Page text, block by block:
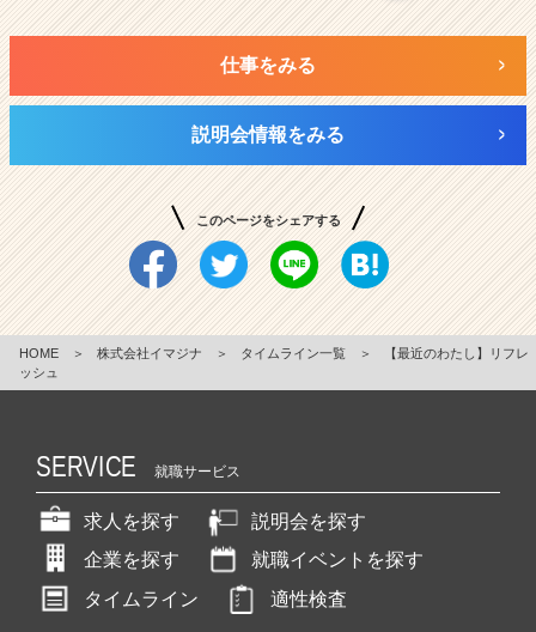
仕事をみる
説明会情報をみる
このページをシェアする
HOME ＞ 株式会社イマジナ ＞ タイムライン一覧 ＞
【最近のわたし】リフレ
ッシュ
SERVICE 就職サービス
求人を探す
説明会を探す
企業を探す
就職イベントを探す
タイムライン
適性検査